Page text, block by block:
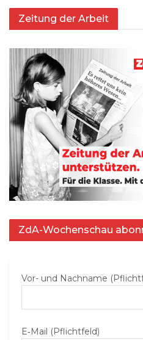
Zeitung der Arbeit
ZdA-Wochenschau
Vor- und Nachname
E‑Mail (Pflichtfeld)